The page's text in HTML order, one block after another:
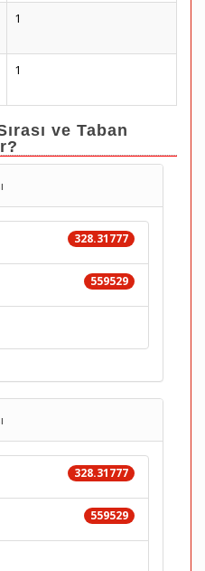
1
1
ve Taban
328.31777
559529
328.31777
559529